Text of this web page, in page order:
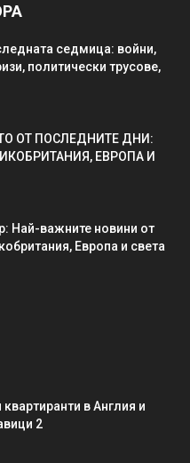
седмица: войни,
политически трусове,
ОТ ПОСЛЕДНИТЕ ДНИ:
ЕВРОПА И
Най-важните новини от
Европа и света
в Англия и
2